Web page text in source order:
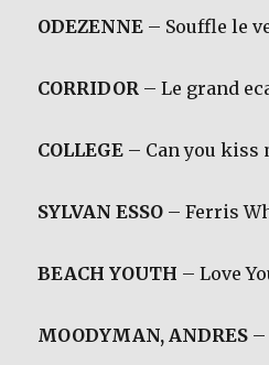
ODEZENNE – Souffle le
CORRIDOR – Le grand
COLLEGE – Can you kiss
SYLVAN ESSO – Ferris
BEACH YOUTH – Love
MOODYMAN, ANDRES –